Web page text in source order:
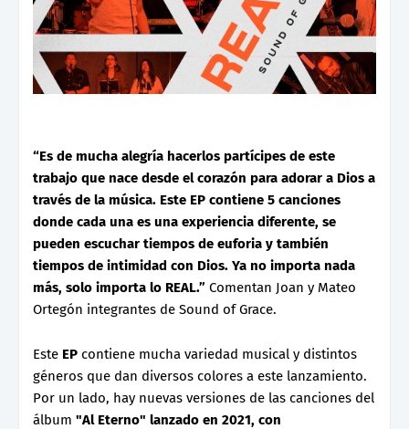
“Es de mucha alegría hacerlos partícipes de este
trabajo que nace desde el corazón para adorar a Dios a
través de la música. Este EP contiene 5 canciones
donde cada una es una experiencia diferente, se
pueden escuchar tiempos de euforia y también
tiempos de intimidad con Dios. Ya no importa nada
más, solo importa lo REAL.” Comentan Joan y Mateo
Ortegón integrantes de Sound of Grace.
Este EP contiene mucha variedad musical y distintos
géneros que dan diversos colores a este lanzamiento.
Por un lado, hay nuevas versiones de las canciones del
álbum "Al Eterno" lanzado en 2021, con